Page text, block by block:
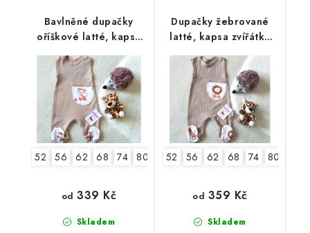
Bavlněné dupačky
oříškové latté, kapsa
zvířátka safari
52 56 62 68 74 80
Skladem
od 339 Kč
Dupačky žebrované
latté, kapsa zvířátka
safari
52 56 62 68 74 80
Skladem
od 359 Kč